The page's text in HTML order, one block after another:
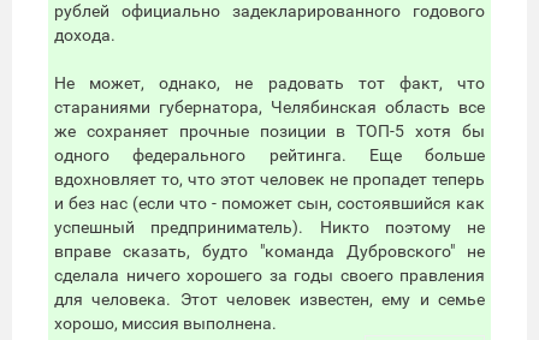
рублей официально задекларированного годового
дохода.
Не может, однако, не радовать тот факт, что
стараниями губернатора, Челябинская область все
же сохраняет прочные позиции в ТОП-5 хотя бы
одного федерального рейтинга. Еще больше
вдохновляет то, что этот человек не пропадет теперь
и без нас (если что - поможет сын, состоявшийся как
успешный предприниматель). Никто поэтому не
вправе сказать, будто "команда Дубровского" не
сделала ничего хорошего за годы своего правления
для человека. Этот человек известен, ему и семье
хорошо, миссия выполнена.